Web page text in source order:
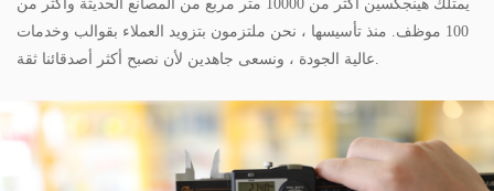
يمتلك هينجكسين أكثر من 10000 متر مربع من المصانع الحديثة وأكثر من
100 موظف. منذ تأسيسها ، نحن ملتزمون بتزويد العملاء بقوالب وخدمات